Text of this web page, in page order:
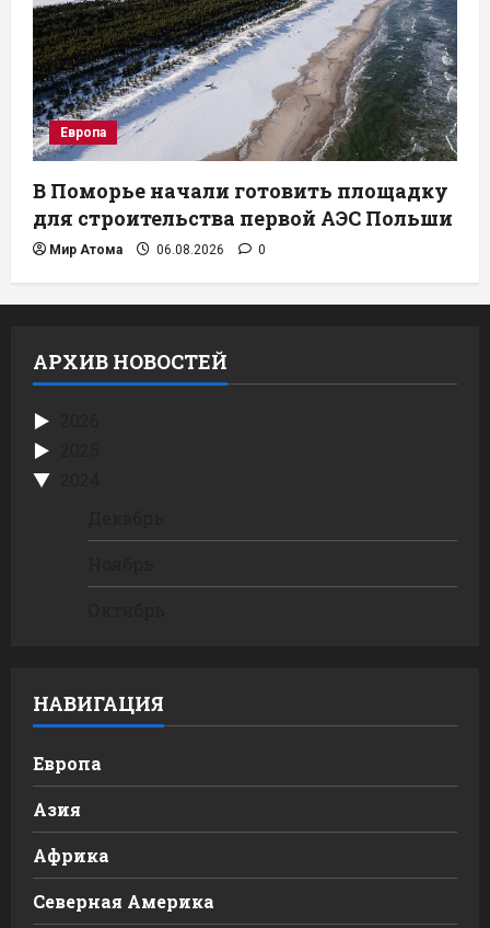
Европа
В Поморье начали готовить площадку
для строительства первой АЭС Польши
Мир Атома 06.08.2026 0
АРХИВ НОВОСТЕЙ
НАВИГАЦИЯ
Европа
Азия
Африка
Северная Америка